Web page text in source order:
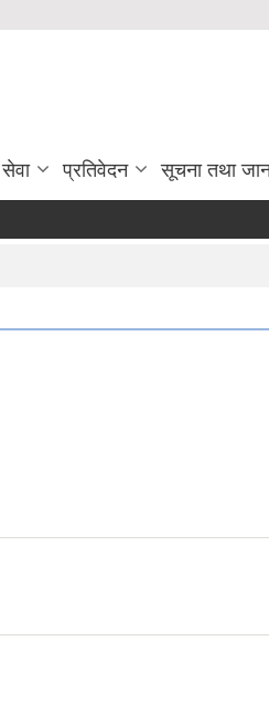
प्रतिवेदन सूचना तथा